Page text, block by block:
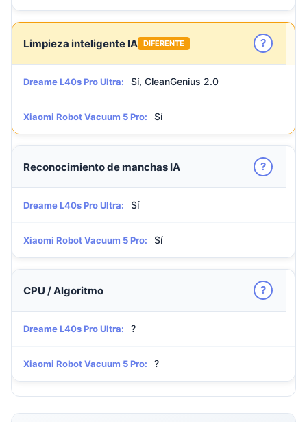
Limpieza inteligente IA DIFERENTE ?
Dreame L40s Pro Ultra: Sí, CleanGenius 2.0
Xiaomi Robot Vacuum 5 Pro: Sí
Reconocimiento de manchas IA ?
Dreame L40s Pro Ultra: Sí
Xiaomi Robot Vacuum 5 Pro: Sí
CPU / Algoritmo ?
Dreame L40s Pro Ultra: ?
Xiaomi Robot Vacuum 5 Pro: ?